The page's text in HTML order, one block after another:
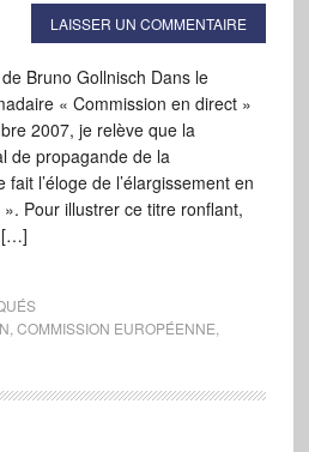
LAISSER UN COMMENTAIRE
Bruno Gollnisch Dans le
« Commission en direct »
2007, je relève que la
de propagande de la
l’éloge de l’élargissement en
Pour illustrer ce titre ronflant,
[…]
COMMISSION EUROPÉENNE